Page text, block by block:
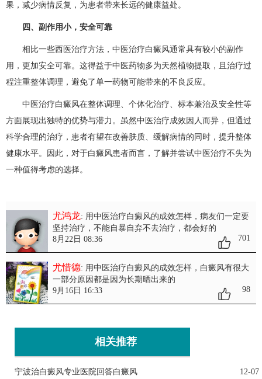
果，减少病情反复，为患者带来长远的健康益处。
四、副作用小，安全可靠
相比一些西医治疗方法，中医治疗白癜风通常具有较小的副作
用，更加安全可靠。这得益于中医药物多为天然植物提取，且治疗过
程注重整体调理，避免了单一药物可能带来的不良反应。
中医治疗白癜风在整体调理、个体化治疗、标本兼治及安全性等
方面展现出独特的优势与潜力。虽然中医治疗成效因人而异，但通过
科学合理的治疗，患者有望在改善肤质、缓解病情的同时，提升整体
健康水平。因此，对于白癜风患者而言，了解并尝试中医治疗不失为
一种值得考虑的选择。
尤鸿龙: 用中医治疗白癜风的成效怎样 ，病友们一定要
坚持治疗，不能自暴自弃不去治疗，都会好的
8月22日 08:36
701
尤惜德: 用中医治疗白癜风的成效怎样 ，白癜风有很大
一部分原因都是因为长期晒出来的
9月16日 16:33
98
相关推荐
宁波治白癜风专业医院回答白癜风 12-07